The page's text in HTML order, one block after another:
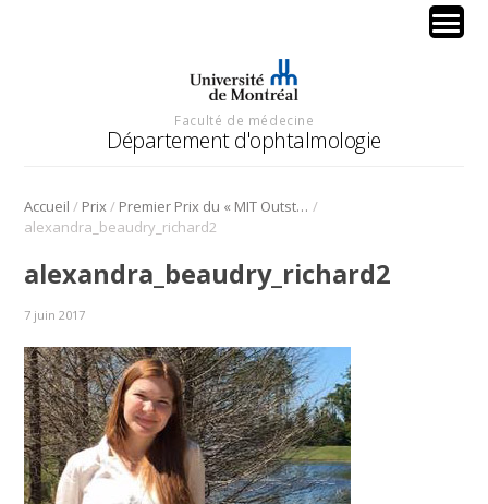
Faculté de médecine
Département d'ophtalmologie
Accueil / Prix/ Premier Prix du « MIT Outstanding Poster Competition » à l’ARVO /
alexandra_beaudry_richard2
alexandra_beaudry_richard2
7 juin 2017